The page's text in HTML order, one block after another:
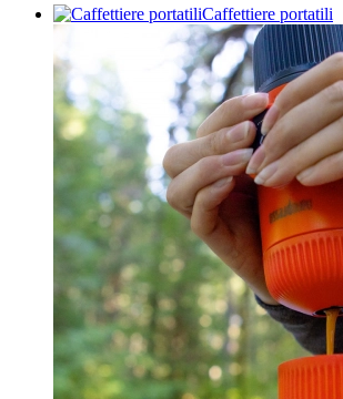
Caffettiere portatili